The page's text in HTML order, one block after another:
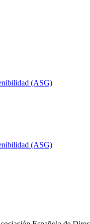
(ASG)
(ASG)